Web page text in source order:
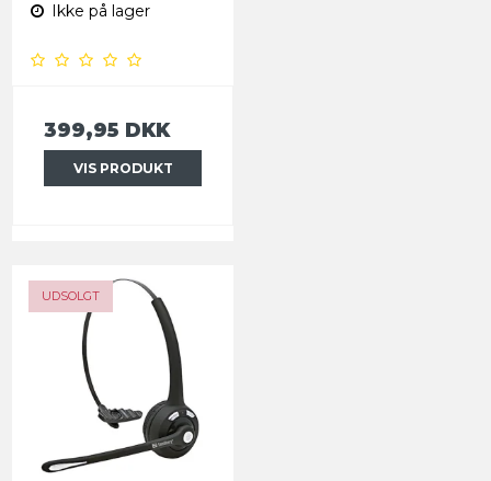
Ikke på lager
399,95 DKK
VIS PRODUKT
UDSOLGT